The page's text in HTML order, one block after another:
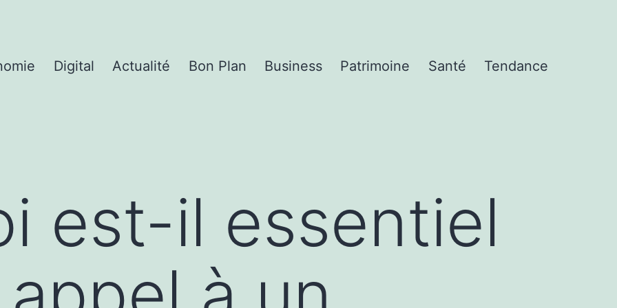
Digital Actualité Bon Plan Business Patrimoine Santé Tendance
est-il essentiel